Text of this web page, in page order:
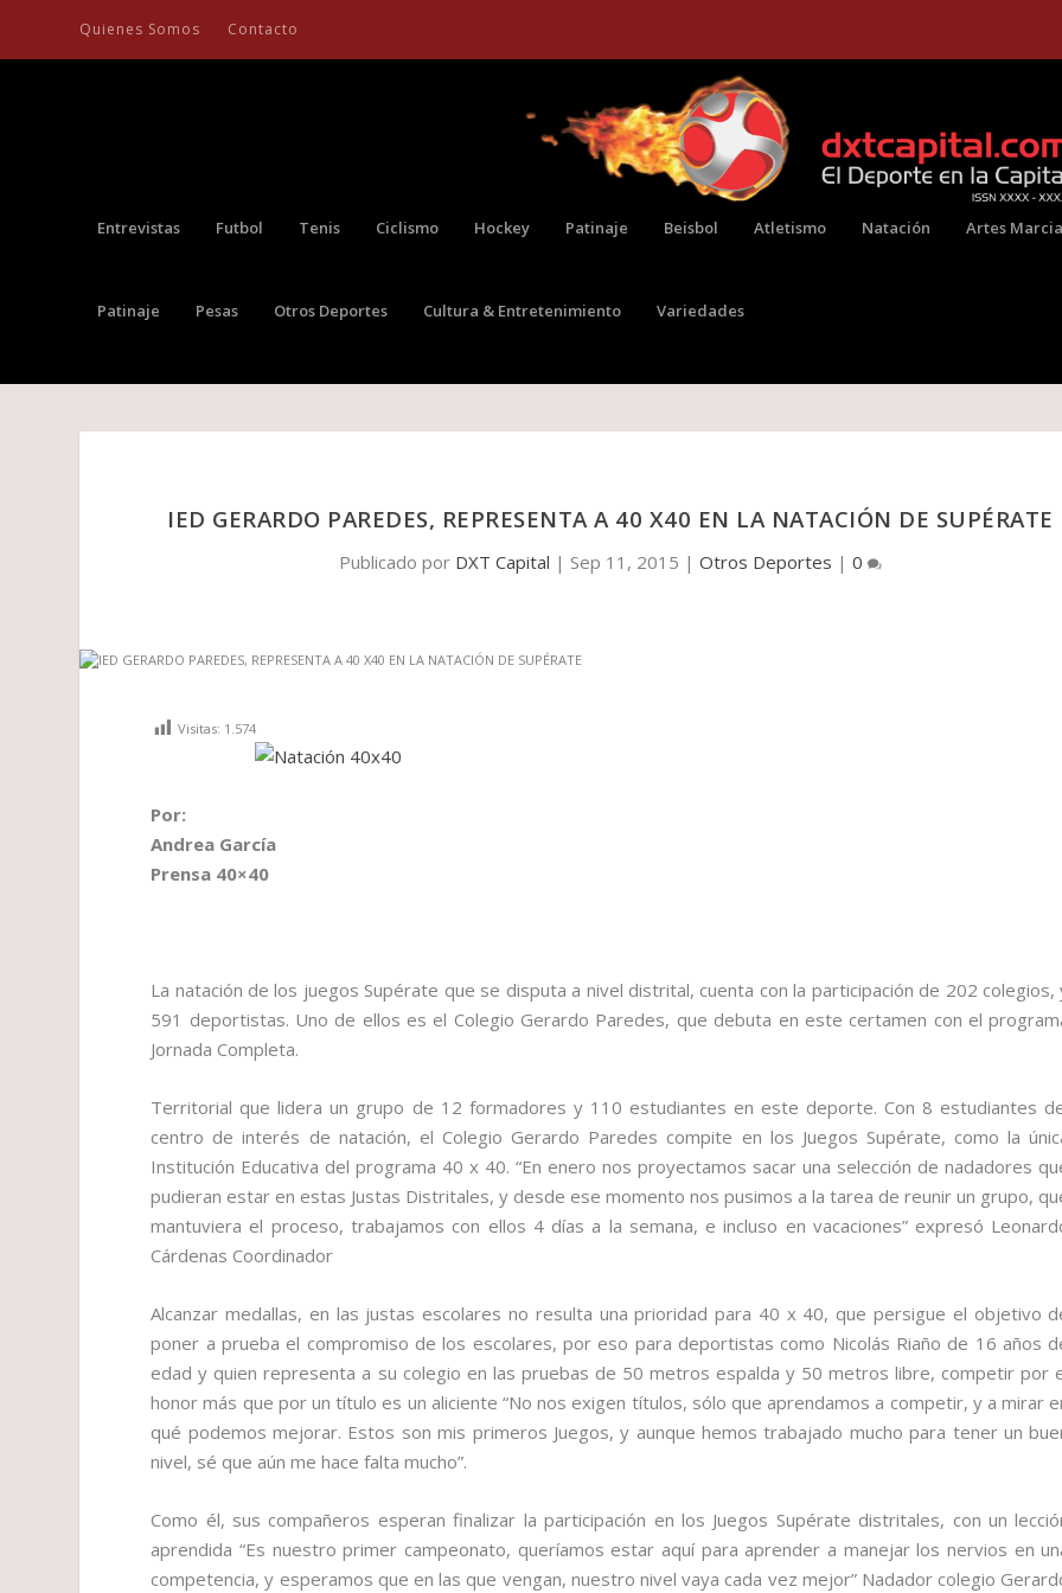
Quienes Somos Contacto
Entrevistas Futbol Tenis Ciclismo Hockey Patinaje Beisbol Atletismo Natación Artes
Patinaje Pesas Otros Deportes Cultura & Entretenimiento Variedades
IED GERARDO PAREDES, REPRESENTA A 40 X40 EN LA NATACIÓN DE SUPÉRATE
Publicado por DXT Capital | Sep 11, 2015 | Otros Deportes | 0
Visitas: 1.574
Por:
Andrea García
Prensa 40×40
La natación de los juegos Supérate que se disputa a nivel distrital, cuenta con la participación de 202 colegios,
591 deportistas. Uno de ellos es el Colegio Gerardo Paredes, que debuta en este certamen con el
Jornada Completa.
Territorial que lidera un grupo de 12 formadores y 110 estudiantes en este deporte. Con 8 estudiantes
centro de interés de natación, el Colegio Gerardo Paredes compite en los Juegos Supérate, como la
Institución Educativa del programa 40 x 40. “En enero nos proyectamos sacar una selección de nadadores
pudieran estar en estas Justas Distritales, y desde ese momento nos pusimos a la tarea de reunir un grupo,
mantuviera el proceso, trabajamos con ellos 4 días a la semana, e incluso en vacaciones” expresó
Cárdenas Coordinador
Alcanzar medallas, en las justas escolares no resulta una prioridad para 40 x 40, que persigue el objetivo
poner a prueba el compromiso de los escolares, por eso para deportistas como Nicolás Riaño de 16 años
edad y quien representa a su colegio en las pruebas de 50 metros espalda y 50 metros libre, competir por
honor más que por un título es un aliciente “No nos exigen títulos, sólo que aprendamos a competir, y a mirar
qué podemos mejorar. Estos son mis primeros Juegos, y aunque hemos trabajado mucho para tener un
nivel, sé que aún me hace falta mucho”.
Como él, sus compañeros esperan finalizar la participación en los Juegos Supérate distritales, con un
aprendida “Es nuestro primer campeonato, queríamos estar aquí para aprender a manejar los nervios en
competencia, y esperamos que en las que vengan, nuestro nivel vaya cada vez mejor” Nadador colegio